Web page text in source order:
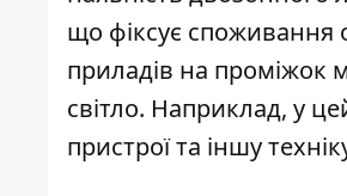
що фіксує споживання
приладів на проміжок
світло. Наприклад, у
пристрої та іншу